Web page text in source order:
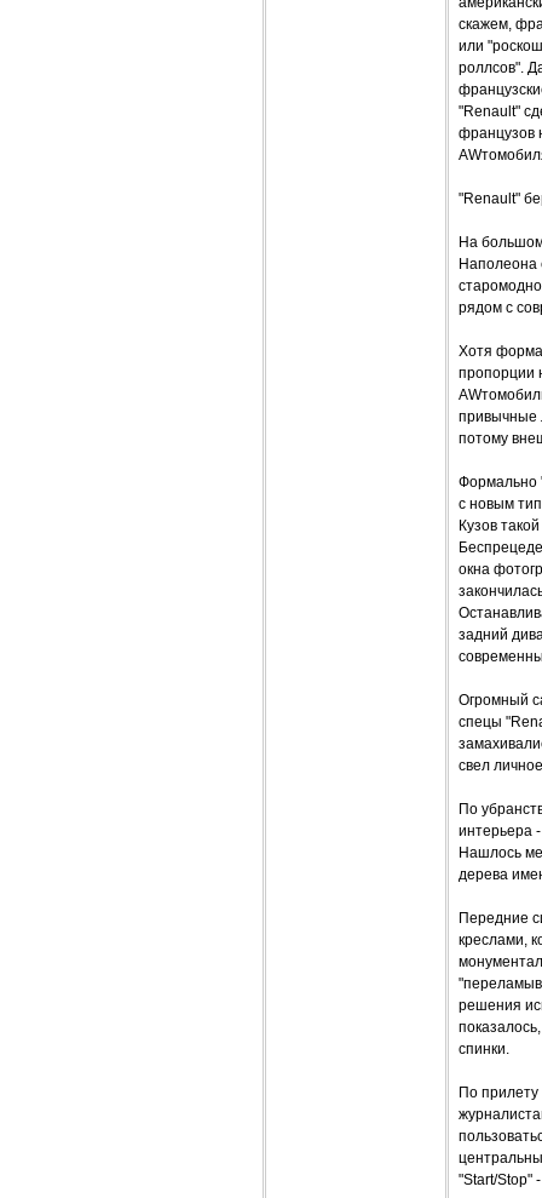
скажем,
или
роллсов".
"Renault"
французов
"Renault"
На большом
Наполеона
рядом с
Хотя
пропорции
привычные
потому
Формально
с новым
Кузов
окна
задний
Огромный
спецы
свел
По
интерьера
Нашлось
дерева
Передние
креслами,
решения
спинки.
По прилету
"Start/Stop"